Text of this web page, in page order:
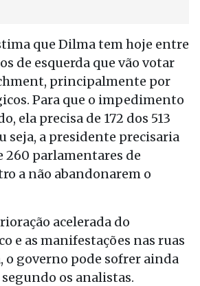
que Dilma tem hoje entre
de esquerda que vão votar
principalmente por
Para que o impedimento
ela precisa de 172 dos 513
seja, a presidente precisaria
260 parlamentares de
a não abandonarem o
acelerada do
e as manifestações nas ruas
o governo pode sofrer ainda
os analistas.